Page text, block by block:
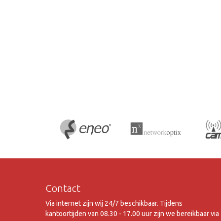
Contact
Via internet zijn wij 24/7 beschikbaar. Tijdens
kantoortijden van 08.30 - 17.00 uur zijn we bereikbaar via